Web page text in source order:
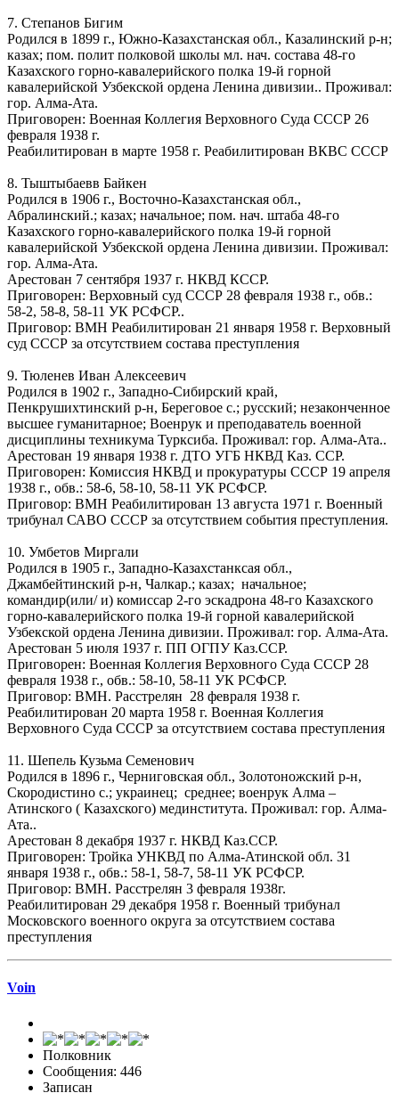
7. Степанов Бигим
Родился в 1899 г., Южно-Казахстанская обл., Казалинский р-н;
казах; пом. полит полковой школы мл. нач. состава 48-го
Казахского горно-кавалерийского полка 19-й горной
кавалерийской Узбекской ордена Ленина дивизии.. Проживал:
гор. Алма-Ата.
Приговорен: Военная Коллегия Верховного Суда СССР 26
февраля 1938 г.
Реабилитирован в марте 1958 г. Реабилитирован ВКВС СССР
8. Тыштыбаевв Байкен
Родился в 1906 г., Восточно-Казахстанская обл.,
Абралинский.; казах; начальное; пом. нач. штаба 48-го
Казахского горно-кавалерийского полка 19-й горной
кавалерийской Узбекской ордена Ленина дивизии. Проживал:
гор. Алма-Ата.
Арестован 7 сентября 1937 г. НКВД КССР.
Приговорен: Верховный суд СССР 28 февраля 1938 г., обв.:
58-2, 58-8, 58-11 УК РСФСР..
Приговор: ВМН Реабилитирован 21 января 1958 г. Верховный
суд СССР за отсутствием состава преступления
9. Тюленев Иван Алексеевич
Родился в 1902 г., Западно-Сибирский край,
Пенкрушихтинский р-н, Береговое с.; русский; незаконченное
высшее гуманитарное; Военрук и преподаватель военной
дисциплины техникума Турксиба. Проживал: гор. Алма-Ата..
Арестован 19 января 1938 г. ДТО УГБ НКВД Каз. ССР.
Приговорен: Комиссия НКВД и прокуратуры СССР 19 апреля
1938 г., обв.: 58-6, 58-10, 58-11 УК РСФСР.
Приговор: ВМН Реабилитирован 13 августа 1971 г. Военный
трибунал САВО СССР за отсутствием события преступления.
10. Умбетов Миргали
Родился в 1905 г., Западно-Казахстанксая обл.,
Джамбейтинский р-н, Чалкар.; казах; начальное;
командир(или/ и) комиссар 2-го эскадрона 48-го Казахского
горно-кавалерийского полка 19-й горной кавалерийской
Узбекской ордена Ленина дивизии. Проживал: гор. Алма-Ата.
Арестован 5 июля 1937 г. ПП ОГПУ Каз.ССР.
Приговорен: Военная Коллегия Верховного Суда СССР 28
февраля 1938 г., обв.: 58-10, 58-11 УК РСФСР.
Приговор: ВМН. Расстрелян 28 февраля 1938 г.
Реабилитирован 20 марта 1958 г. Военная Коллегия
Верховного Суда СССР за отсутствием состава преступления
11. Шепель Кузьма Семенович
Родился в 1896 г., Черниговская обл., Золотоножский р-н,
Скородистино с.; украинец; среднее; военрук Алма –
Атинского ( Казахского) мединститута. Проживал: гор. Алма-
Ата..
Арестован 8 декабря 1937 г. НКВД Каз.ССР.
Приговорен: Тройка УНКВД по Алма-Атинской обл. 31
января 1938 г., обв.: 58-1, 58-7, 58-11 УК РСФСР.
Приговор: ВМН. Расстрелян 3 февраля 1938г.
Реабилитирован 29 декабря 1958 г. Военный трибунал
Московского военного округа за отсутствием состава
преступления
Voin
Полковник
Сообщения: 446
Записан